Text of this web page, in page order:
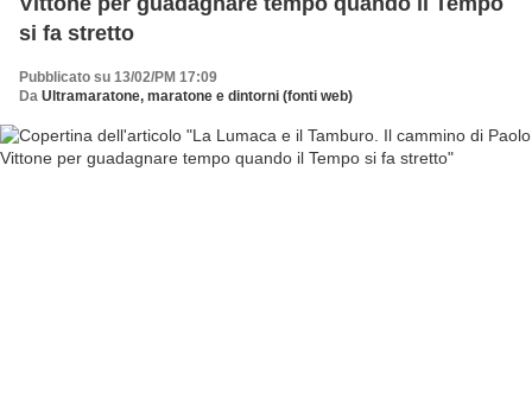
si fa stretto
Pubblicato su 13/02/PM 17:09
Da Ultramaratone, maratone e dintorni (fonti web)